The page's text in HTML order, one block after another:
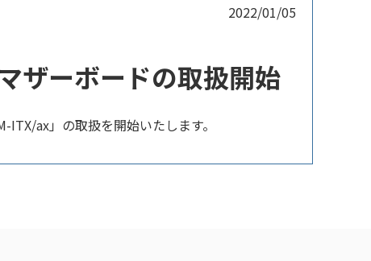
2022/01/05
ザーボードの取扱開始
ax」の取扱を開始いたします。